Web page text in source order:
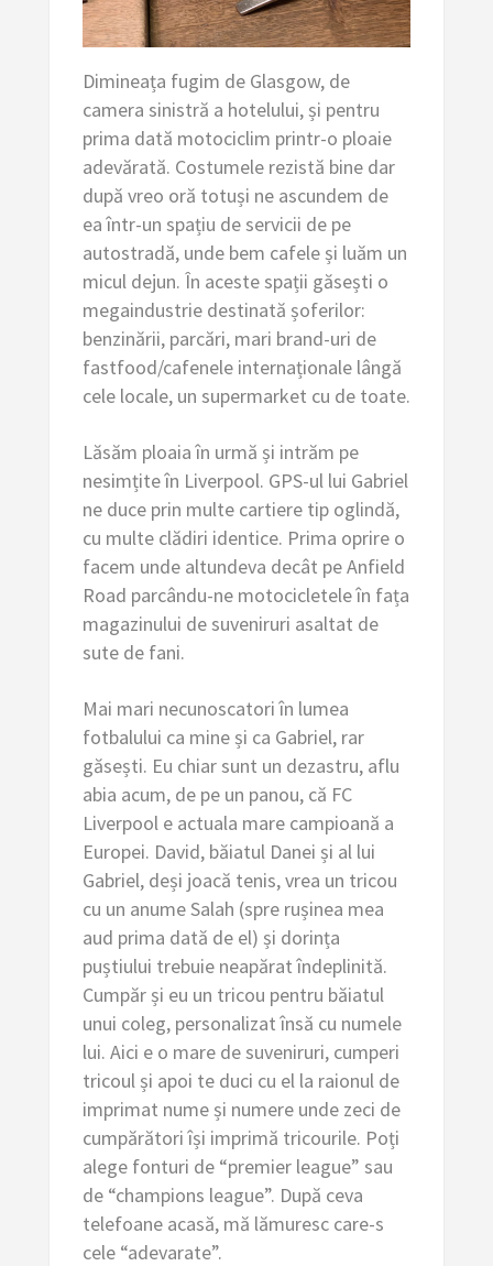
Dimineața fugim de Glasgow, de
camera sinistră a hotelului, și pentru
prima dată motociclim printr-o ploaie
adevărată. Costumele rezistă bine dar
după vreo oră totuși ne ascundem de
ea într-un spațiu de servicii de pe
autostradă, unde bem cafele și luăm un
micul dejun. În aceste spații găsești o
megaindustrie destinată șoferilor:
benzinării, parcări, mari brand-uri de
fastfood/cafenele internaționale lângă
cele locale, un supermarket cu de toate.
Lăsăm ploaia în urmă și intrăm pe
nesimțite în Liverpool. GPS-ul lui Gabriel
ne duce prin multe cartiere tip oglindă,
cu multe clădiri identice. Prima oprire o
facem unde altundeva decât pe Anfield
Road parcându-ne motocicletele în fața
magazinului de suveniruri asaltat de
sute de fani.
Mai mari necunoscatori în lumea
fotbalului ca mine și ca Gabriel, rar
găsești. Eu chiar sunt un dezastru, aflu
abia acum, de pe un panou, că FC
Liverpool e actuala mare campioană a
Europei. David, băiatul Danei și al lui
Gabriel, deși joacă tenis, vrea un tricou
cu un anume Salah (spre rușinea mea
aud prima dată de el) și dorința
puștiului trebuie neapărat îndeplinită.
Cumpăr și eu un tricou pentru băiatul
unui coleg, personalizat însă cu numele
lui. Aici e o mare de suveniruri, cumperi
tricoul și apoi te duci cu el la raionul de
imprimat nume și numere unde zeci de
cumpărători își imprimă tricourile. Poți
alege fonturi de “premier league” sau
de “champions league”. După ceva
telefoane acasă, mă lămuresc care-s
cele “adevarate”.